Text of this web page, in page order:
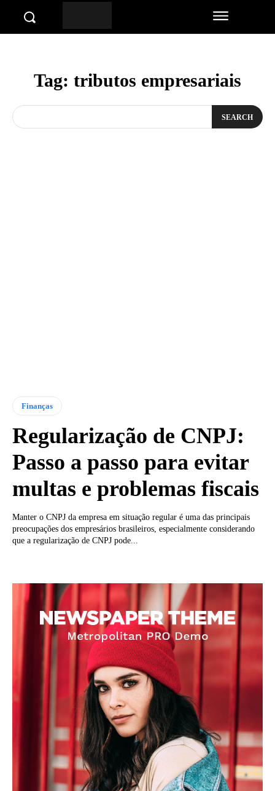
Tag: tributos empresariais
SEARCH
Finanças
Regularização de CNPJ:
Passo a passo para evitar
multas e problemas fiscais
Manter o CNPJ da empresa em situação regular é uma das principais
preocupações dos empresários brasileiros, especialmente considerando
que a regularização de CNPJ pode...